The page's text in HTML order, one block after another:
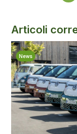
Articoli
News